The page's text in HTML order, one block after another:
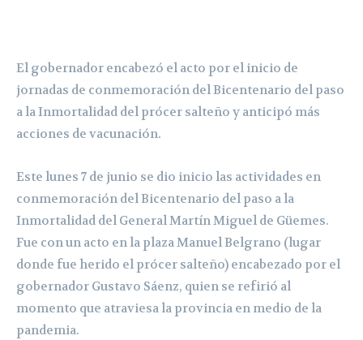
El gobernador encabezó el acto por el inicio de
jornadas de conmemoración del Bicentenario del paso
a la Inmortalidad del prócer salteño y anticipó más
acciones de vacunación.
Este lunes 7 de junio se dio inicio las actividades en
conmemoración del Bicentenario del paso a la
Inmortalidad del General Martín Miguel de Güemes.
Fue con un acto en la plaza Manuel Belgrano (lugar
donde fue herido el prócer salteño) encabezado por el
gobernador Gustavo Sáenz, quien se refirió al
momento que atraviesa la provincia en medio de la
pandemia.